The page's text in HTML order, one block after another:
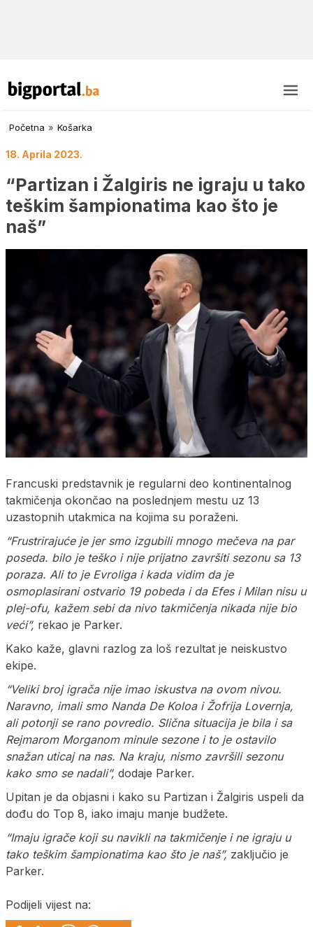
Početna » Košarka
18. Aprila 2023.
“Partizan i Žalgiris ne igraju u tako
teškim šampionatima kao što je
naš”
Francuski predstavnik je regularni deo kontinentalnog
takmičenja okončao na poslednjem mestu uz 13
uzastopnih utakmica na kojima su poraženi.
“Frustrirajuće je jer smo izgubili mnogo mečeva na par
poseda. bilo je teško i nije prijatno završiti sezonu sa 13
poraza. Ali to je Evroliga i kada vidim da je
osmoplasirani ostvario 19 pobeda i da Efes i Milan nisu u
plej-ofu, kažem sebi da nivo takmičenja nikada nije bio
veći”, rekao je Parker.
Kako kaže, glavni razlog za loš rezultat je neiskustvo
ekipe.
“Veliki broj igrača nije imao iskustva na ovom nivou.
Naravno, imali smo Nanda De Koloa i Žofrija Lovernja,
ali potonji se rano povredio. Slična situacija je bila i sa
Rejmarom Morganom minule sezone i to je ostavilo
snažan uticaj na nas. Na kraju, nismo završili sezonu
kako smo se nadali”, dodaje Parker.
Upitan je da objasni i kako su Partizan i Žalgiris uspeli da
dođu do Top 8, iako imaju manje budžete.
“Imaju igrače koji su navikli na takmičenje i ne igraju u
tako teškim šampionatima kao što je naš”, zaključio je
Parker.
Podijeli vijest na: